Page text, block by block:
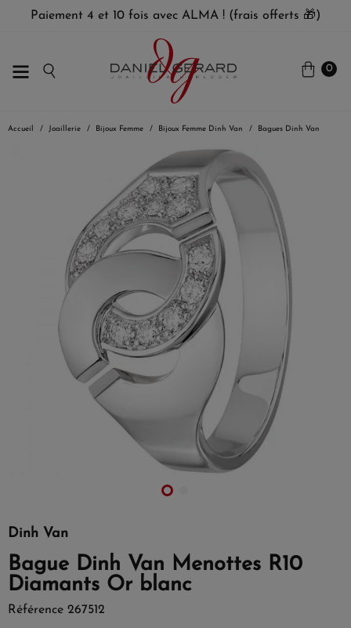
Paiement 4 et 10 fois avec ALMA ! (frais offerts 🎁)
0
Accueil Joaillerie Bijoux Femme Bijoux Femme Dinh Van Bagues Dinh Van
Dinh Van
Bague Dinh Van Menottes R10
Diamants Or blanc
Référence 267512